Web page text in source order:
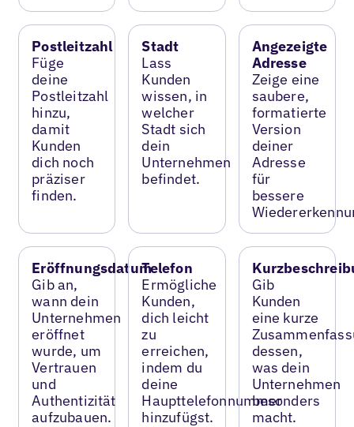
Postleitzahl
Füge
deine
Postleitzahl
hinzu,
damit
Kunden
dich noch
präziser
finden.
Stadt
Lass
Kunden
wissen, in
welcher
Stadt sich
dein
Unternehmen
befindet.
Angezeigte
Adresse
Zeige eine
saubere,
formatierte
Version
deiner
Adresse
für
bessere
Eröffnungsdatum
Gib an,
wann dein
Unternehmen
eröffnet
wurde, um
Vertrauen
und
Authentizität
aufzubauen.
Telefon
Ermögliche
Kunden,
dich leicht
zu
erreichen,
indem du
deine
Haupttelefonnummer
hinzufügst.
Gib
Kunden
eine kurze
dessen,
was dein
Unternehmen
besonders
macht.